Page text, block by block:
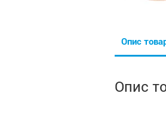
Опис
Опис